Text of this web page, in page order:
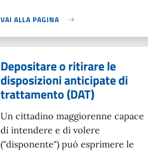
VAI ALLA PAGINA
Depositare o ritirare le
disposizioni anticipate di
trattamento (DAT)
Un cittadino maggiorenne capace
di intendere e di volere
("disponente") può esprimere le